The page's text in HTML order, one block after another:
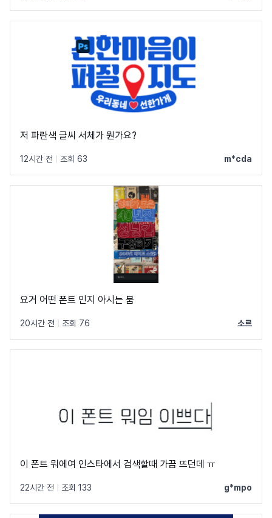
저 파란색 글씨 서체가 뭔가요?
12시간 전 조회 63 m*cda
요거 어떤 폰트 인지 아시는 붐
20시간 전 조회 76 소르
이 폰트 뭐에여 인스타에서 검색할때 가끔 뜨던데 ㅠ
22시간 전 조회 133 g*mpo